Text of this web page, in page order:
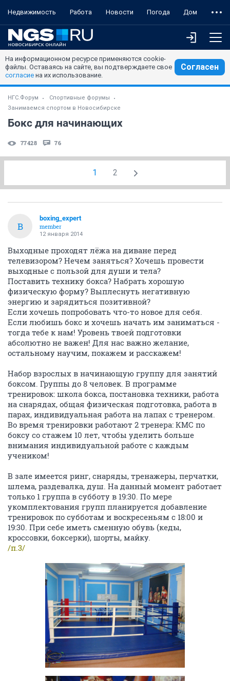
Недвижимость Работа Новости Погода Дом
На информационном ресурсе применяются cookie-
файлы. Оставаясь на сайте, вы подтверждаете свое
согласие на их использование.
Согласен
НГС.Форум
Спортивные форумы
Занимаемся спортом в Новосибирске
Бокс для начинающих
77428 76
1 2
B
boxing_expert
member
12 января 2014
Выходные проходят лёжа на диване перед
телевизором? Нечем заняться? Хочешь провести
выходные с пользой для души и тела?
Поставить технику бокса? Набрать хорошую
физическую форму? Выплеснуть негативную
энергию и зарядиться позитивной?
Если хочешь попробовать что-то новое для себя.
Если любишь бокс и хочешь начать им заниматься -
тогда тебе к нам! Уровень твоей подготовки
абсолютно не важен! Для нас важно желание,
остальному научим, покажем и расскажем!
Набор взрослых в начинающую группу для занятий
боксом. Группы до 8 человек. В программе
тренировок: школа бокса, постановка техники, работа
на снарядах, общая физическая подготовка, работа в
парах, индивидуальная работа на лапах с тренером.
Во время тренировки работают 2 тренера: КМС по
боксу со стажем 10 лет, чтобы уделить больше
внимания индивидуальной работе с каждым
учеником!
В зале имеется ринг, снаряды, тренажеры, перчатки,
шлема, раздевалка, душ. На данный момент работает
только 1 группа в субботу в 19:30. По мере
укомплектования групп планируется добавление
тренировок по субботам и воскресеньям с 18:00 и
19:30. При себе иметь сменную обувь (кеды,
кроссовки, боксерки), шорты, майку.
/п.3/